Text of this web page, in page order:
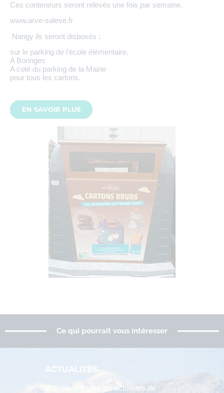
Ces conteneurs seront relevés une fois par semaine.
www.arve-saleve.fr
Nangy ils seront disposés :
sur le parking de l’école élémentaire,
A Boringes
A coté du parking de la Mairie
pour tous les cartons.
EN SAVOIR PLUS
Ce qui pourrait vous intéresser
ACTUALITÉS
Retrouvez toutes les actualités de